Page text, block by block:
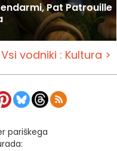
Pat Patrouille
Vsi vodniki : Kultura >
pariškega